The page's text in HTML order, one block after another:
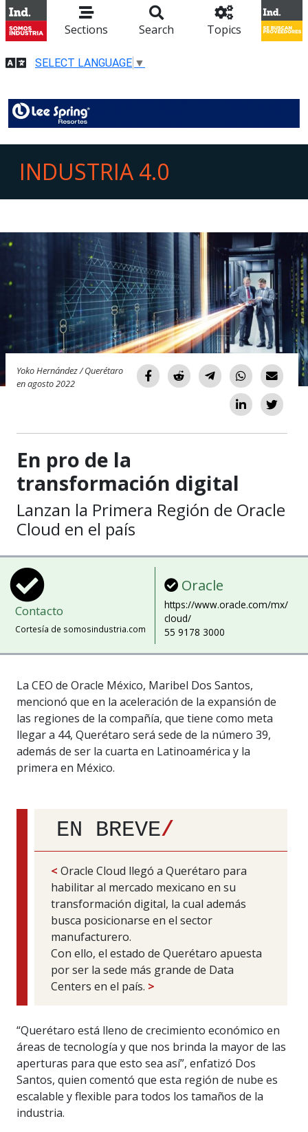
Sections Search Topics
SELECT LANGUAGE ▼
INDUSTRIA 4.0
Yoko Hernández / Querétaro
en agosto 2022
En pro de la
transformación digital
Lanzan la Primera Región de Oracle
Cloud en el país
Contacto
Cortesía de somosindustria.com
Oracle
https://www.oracle.com/mx/
cloud/
55 9178 3000
La CEO de Oracle México, Maribel Dos Santos,
mencionó que en la aceleración de la expansión de
las regiones de la compañía, que tiene como meta
llegar a 44, Querétaro será sede de la número 39,
además de ser la cuarta en Latinoamérica y la
primera en México.
EN BREVE/
< Oracle Cloud llegó a Querétaro para
habilitar al mercado mexicano en su
transformación digital, la cual además
busca posicionarse en el sector
manufacturero.
Con ello, el estado de Querétaro apuesta
por ser la sede más grande de Data
Centers en el país. >
“Querétaro está lleno de crecimiento económico en
áreas de tecnología y que nos brinda la mayor de las
aperturas para que esto sea así”, enfatizó Dos
Santos, quien comentó que esta región de nube es
escalable y flexible para todos los tamaños de la
industria.